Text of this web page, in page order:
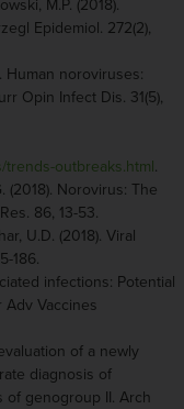
M.P. (2018).
Epidemiol. 272(2),
Human noroviruses:
Opin Infect Dis. 31(5),
trends-outbreaks.html.
(2018). Norovirus: The
86, 13-53.
U.D. (2018). Viral
186.
infections: Potential
Vaccines
of a newly
diagnosis of
of genogroup II. Arch